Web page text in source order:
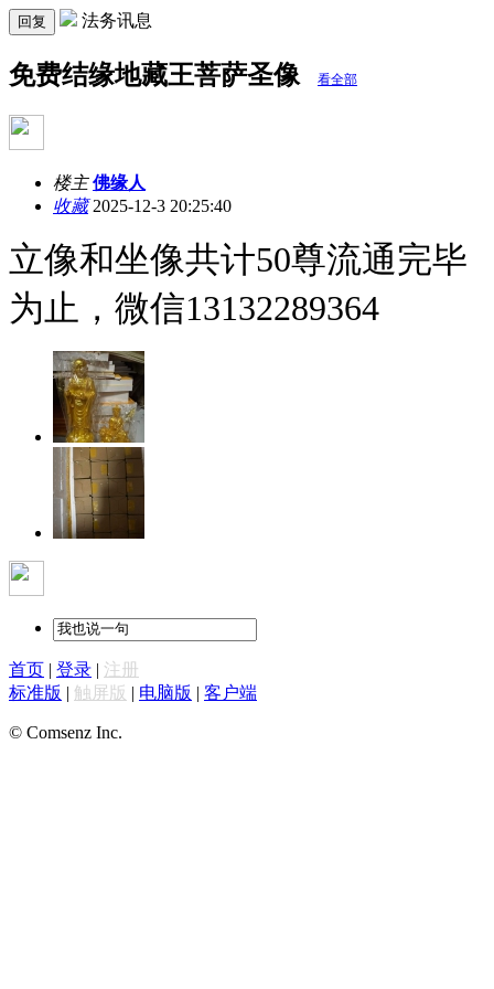
回复 法务讯息
免费结缘地藏王菩萨圣像 看全部
楼主 佛缘人
收藏2025-12-3 20:25:40
立像和坐像共计50尊流通完毕
为止，微信13132289364
首页 | 登录 | 注册
标准版 | 触屏版 | 电脑版 | 客户端
© Comsenz Inc.